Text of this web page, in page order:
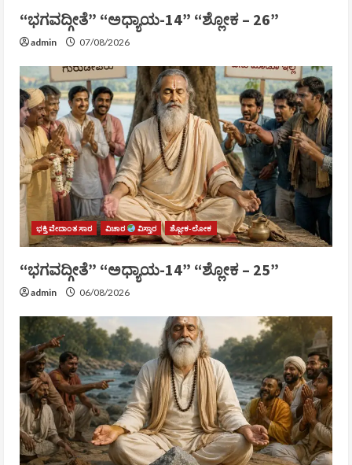
“ಭಗವದ್ಗೀತೆ” “ಅಧ್ಯಾಯ-14” “ಶ್ಲೋಕ – 26”
admin 07/08/2026
ಭಕ್ತಿ ವೇದಾಂತ ಸಾರ ವಿಚಾರ ವಿಸ್ತಾರ ಶ್ಲೋಕ-ಲೋಕ
“ಭಗವದ್ಗೀತೆ” “ಅಧ್ಯಾಯ-14” “ಶ್ಲೋಕ – 25”
admin 06/08/2026